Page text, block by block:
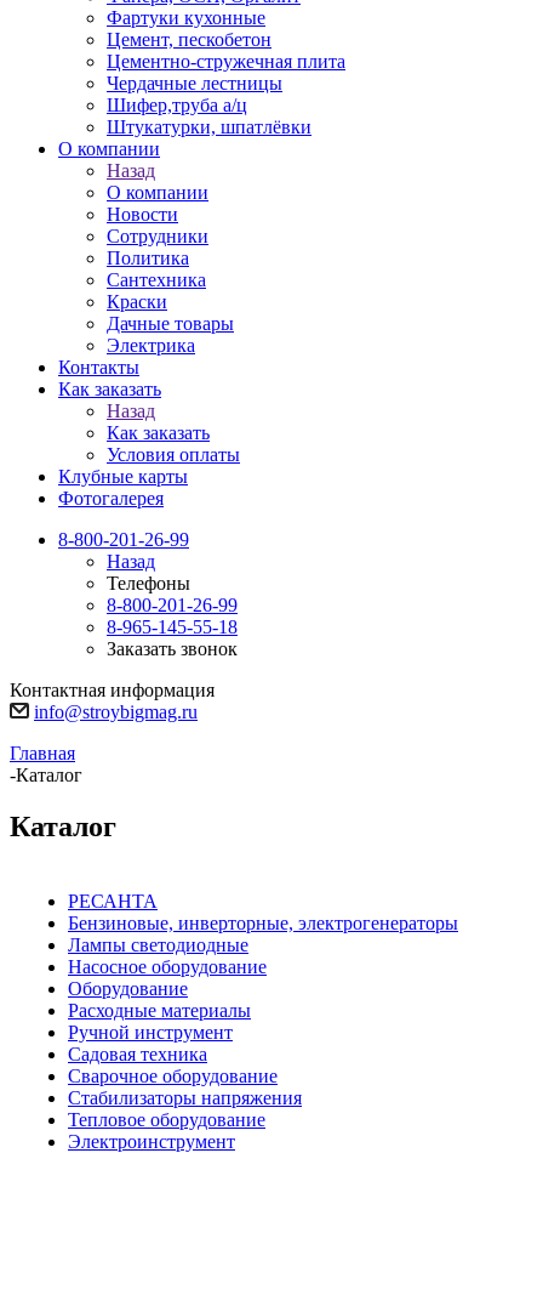
Фартуки кухонные
Цемент, пескобетон
Цементно-стружечная плита
Чердачные лестницы
Шифер,труба а/ц
Штукатурки, шпатлёвки
О компании
Назад
О компании
Новости
Сотрудники
Политика
Сантехника
Краски
Дачные товары
Электрика
Контакты
Как заказать
Назад
Как заказать
Условия оплаты
Клубные карты
Фотогалерея
8-800-201-26-99
Назад
Телефоны
8-800-201-26-99
8-965-145-55-18
Заказать звонок
Контактная информация
info@stroybigmag.ru
Главная
-Каталог
Каталог
РЕСАНТА
Бензиновые, инверторные, электрогенераторы
Лампы светодиодные
Насосное оборудование
Оборудование
Расходные материалы
Ручной инструмент
Садовая техника
Сварочное оборудование
Стабилизаторы напряжения
Тепловое оборудование
Электроинструмент